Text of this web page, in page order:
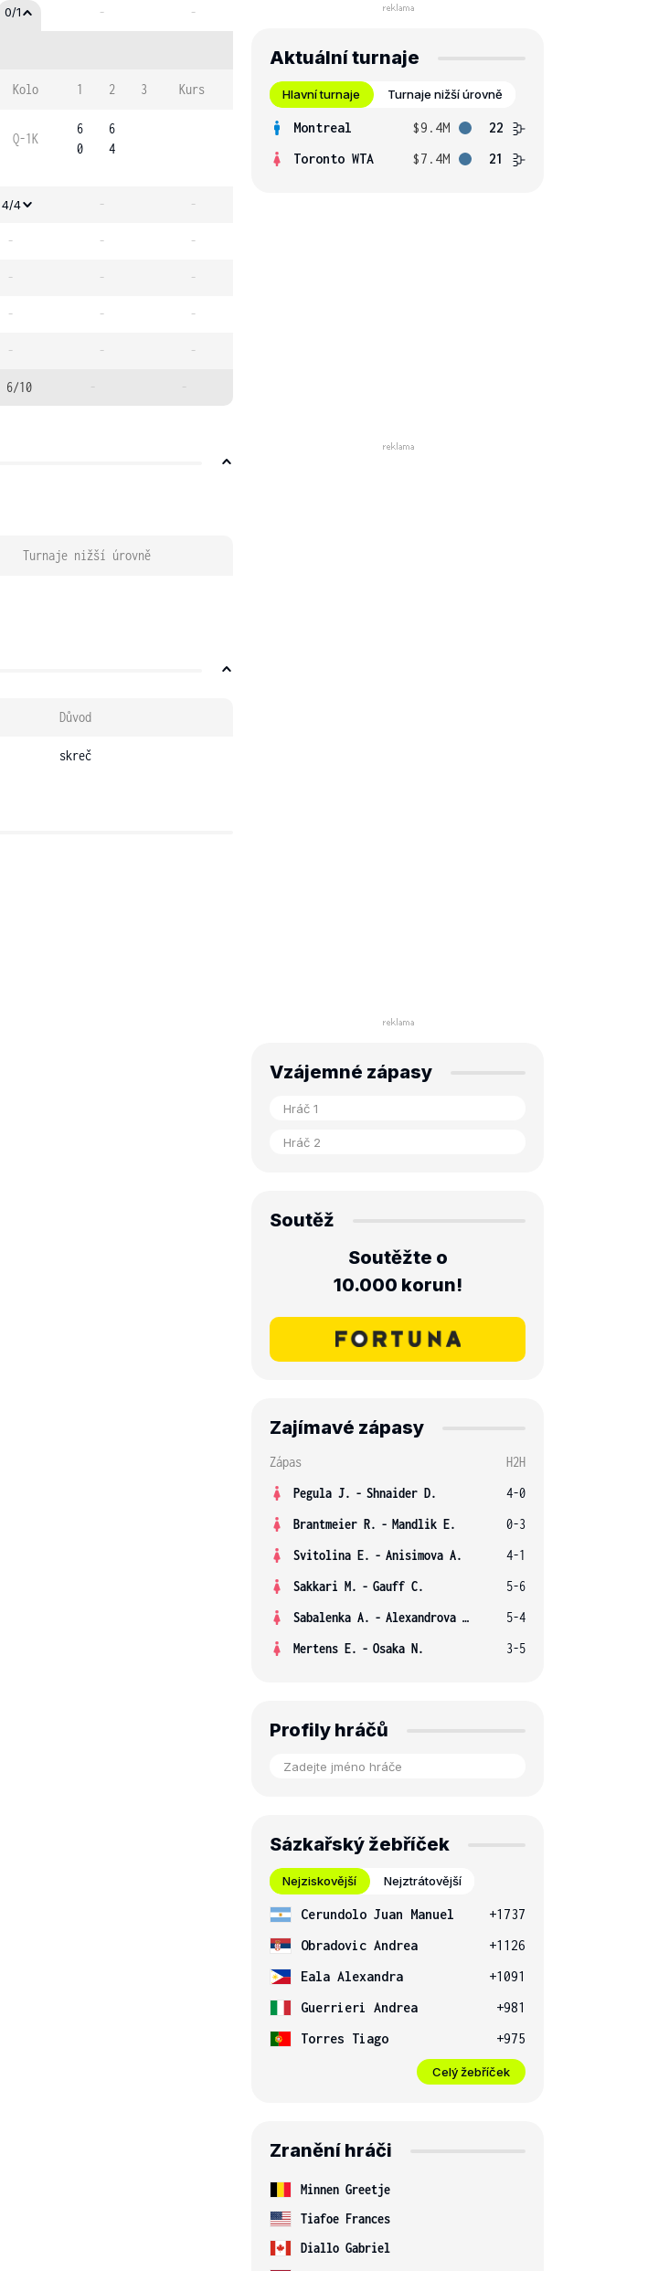
0/1 - -
Kolo 1 2 3 Kurs
Q-1K
6
0
6
4
4/4 - -
- - -
- - -
- - -
- - -
6/10 - -
Turnaje nižší úrovně
Důvod
skreč
Aktuální turnaje
Hlavní turnaje Turnaje nižší úrovně
Montreal $9.4M
22
Toronto WTA
$7.4M 21
Vzájemné zápasy
Soutěž
Soutěžte o
10.000 korun!
Zajímavé zápasy
Zápas
H2H
Pegula J. - Shnaider D.
4-0
Brantmeier R. - Mandlik E.
0-3
Svitolina E. - Anisimova A.
4-1
Sakkari M. - Gauff C.
5-6
Sabalenka A. - Alexandrova E.
5-4
Mertens E. - Osaka N. 3-5
Profily hráčů
Sázkařský žebříček
Nejziskovější Nejztrátovější
Cerundolo Juan Manuel
+1737
Obradovic Andrea
+1126
Eala Alexandra
+1091
Guerrieri Andrea
+981
Torres Tiago
+975
Celý žebříček
Zranění hráči
Minnen Greetje
Tiafoe Frances
Diallo Gabriel